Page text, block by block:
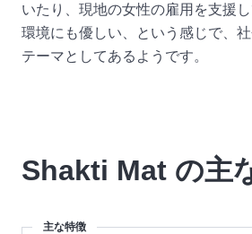
いたり、現地の女性の雇用を支援
環境にも優しい、という感じで、
テーマとしてあるようです。
Shakti Mat の主
主な特徴